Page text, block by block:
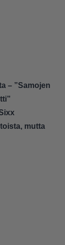
– ”Samojen
mutta